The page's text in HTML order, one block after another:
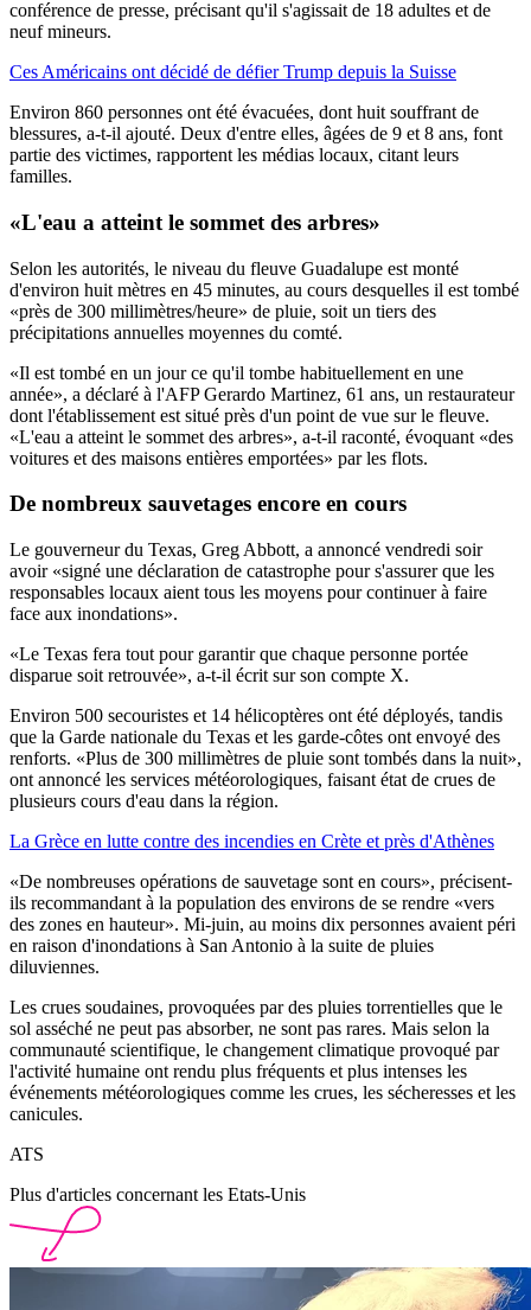
conférence de presse, précisant qu'il s'agissait de 18 adultes et de
neuf mineurs.
Ces Américains ont décidé de défier Trump depuis la Suisse
Environ 860 personnes ont été évacuées, dont huit souffrant de
blessures, a-t-il ajouté. Deux d'entre elles, âgées de 9 et 8 ans, font
partie des victimes, rapportent les médias locaux, citant leurs
familles.
«L'eau a atteint le sommet des arbres»
Selon les autorités, le niveau du fleuve Guadalupe est monté
d'environ huit mètres en 45 minutes, au cours desquelles il est tombé
«près de 300 millimètres/heure» de pluie, soit un tiers des
précipitations annuelles moyennes du comté.
«Il est tombé en un jour ce qu'il tombe habituellement en une
année», a déclaré à l'AFP Gerardo Martinez, 61 ans, un restaurateur
dont l'établissement est situé près d'un point de vue sur le fleuve.
«L'eau a atteint le sommet des arbres», a-t-il raconté, évoquant «des
voitures et des maisons entières emportées» par les flots.
De nombreux sauvetages encore en cours
Le gouverneur du Texas, Greg Abbott, a annoncé vendredi soir
avoir «signé une déclaration de catastrophe pour s'assurer que les
responsables locaux aient tous les moyens pour continuer à faire
face aux inondations».
«Le Texas fera tout pour garantir que chaque personne portée
disparue soit retrouvée», a-t-il écrit sur son compte X.
Environ 500 secouristes et 14 hélicoptères ont été déployés, tandis
que la Garde nationale du Texas et les garde-côtes ont envoyé des
renforts. «Plus de 300 millimètres de pluie sont tombés dans la nuit»,
ont annoncé les services météorologiques, faisant état de crues de
plusieurs cours d'eau dans la région.
La Grèce en lutte contre des incendies en Crète et près d'Athènes
«De nombreuses opérations de sauvetage sont en cours», précisent-
ils recommandant à la population des environs de se rendre «vers
des zones en hauteur». Mi-juin, au moins dix personnes avaient péri
en raison d'inondations à San Antonio à la suite de pluies
diluviennes.
Les crues soudaines, provoquées par des pluies torrentielles que le
sol asséché ne peut pas absorber, ne sont pas rares. Mais selon la
communauté scientifique, le changement climatique provoqué par
l'activité humaine ont rendu plus fréquents et plus intenses les
événements météorologiques comme les crues, les sécheresses et les
canicules.
ATS
Plus d'articles concernant les Etats-Unis